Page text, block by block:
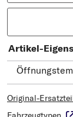
Artikel-
Original-